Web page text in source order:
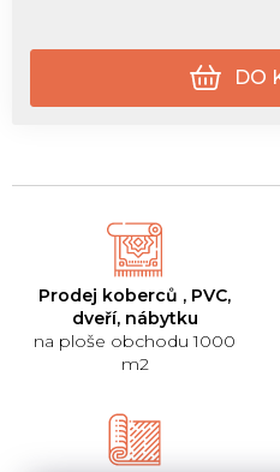
DO
Prodej koberců , PVC,
dveří, nábytku
na ploše obchodu 1000
m2